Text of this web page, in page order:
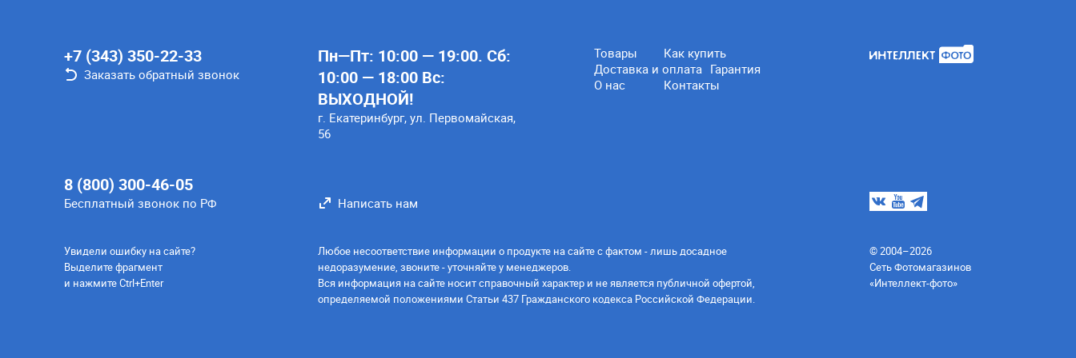
+7 (343) 350-22-33
Заказать обратный звонок
8 (800) 300-46-05
Бесплатный звонок по РФ
Пн—Пт: 10:00 — 19:00. Сб:
10:00 — 18:00 Вс:
ВЫХОДНОЙ!
г. Екатеринбург, ул. Первомайская,
56
Товары
Как купить
Доставка и оплата Гарантия
О нас
Контакты
Написать нам
Увидели ошибку на сайте?
Выделите фрагмент
и нажмите Ctrl+Enter
Любое несоответствие информации о продукте на сайте с фактом - лишь досадное
недоразумение, звоните - уточняйте у менеджеров.
Вся информация на сайте носит справочный характер и не является публичной офертой,
определяемой положениями Статьи 437 Гражданского кодекса Российской Федерации.
© 2004–2026
Сеть Фотомагазинов
«Интеллект-фото»